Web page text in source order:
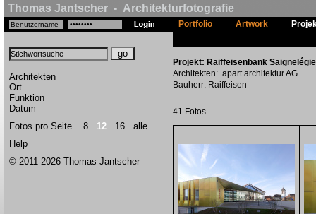
Thomas Jantscher - Architekturfotografie
Architekten
Ort
Funktion
Datum
Fotos pro Seite 8 12 16
alle
Help
© 2011-2026 Thomas Jantscher
Portfolio Artwork
Projekt: Raiffeisenbank
Architekten: apart architektur AG
Bauherr: Raiffeisen
41 Fotos